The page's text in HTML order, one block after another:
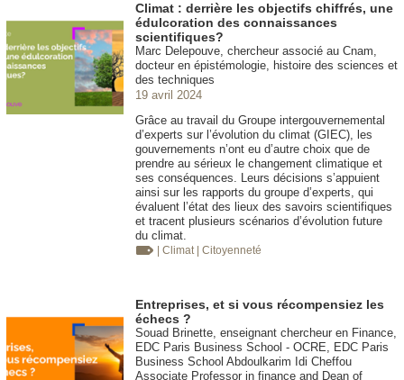
Climat : derrière les objectifs chiffrés, une
édulcoration des connaissances
scientifiques?
Marc Delepouve, chercheur associé au Cnam,
docteur en épistémologie, histoire des sciences et
des techniques
19 avril 2024
Grâce au travail du Groupe intergouvernemental
d’experts sur l’évolution du climat (GIEC), les
gouvernements n’ont eu d’autre choix que de
prendre au sérieux le changement climatique et
ses conséquences. Leurs décisions s’appuient
ainsi sur les rapports du groupe d’experts, qui
évaluent l’état des lieux des savoirs scientifiques
et tracent plusieurs scénarios d’évolution future
du climat.
| Climat | Citoyenneté
Entreprises, et si vous récompensiez les
échecs ?
Souad Brinette, enseignant chercheur en Finance,
EDC Paris Business School - OCRE, EDC Paris
Business School Abdoulkarim Idi Cheffou
Associate Professor in finance and Dean of